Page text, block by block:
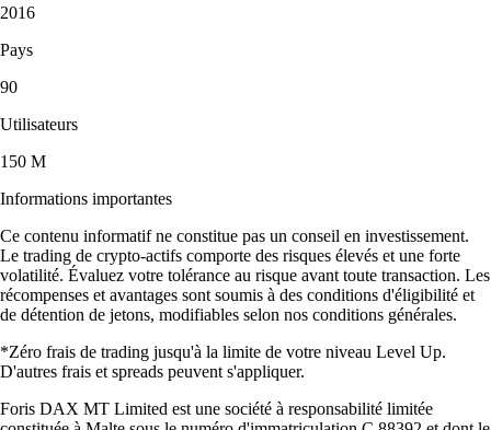
2016
Pays
90
Utilisateurs
150 M
Informations importantes
Ce contenu informatif ne constitue pas un conseil en investissement.
Le trading de crypto-actifs comporte des risques élevés et une forte
volatilité. Évaluez votre tolérance au risque avant toute transaction. Les
récompenses et avantages sont soumis à des conditions d'éligibilité et
de détention de jetons, modifiables selon nos conditions générales.
*Zéro frais de trading jusqu'à la limite de votre niveau Level Up.
D'autres frais et spreads peuvent s'appliquer.
Foris DAX MT Limited est une société à responsabilité limitée